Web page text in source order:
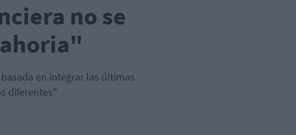
no se
en integrar las últimas
diferentes"